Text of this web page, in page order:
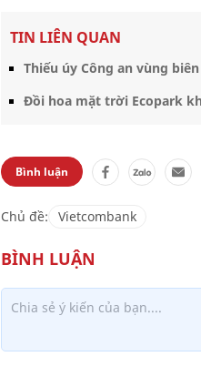
TIN LIÊN QUAN
Thiếu úy Công an vùng
Đồi hoa mặt trời Ecopark
Bình luận
Chủ đề: Vietcombank